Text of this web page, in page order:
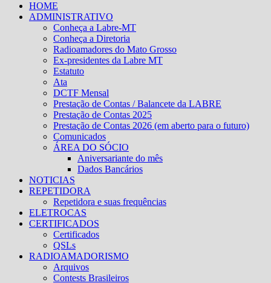
HOME
ADMINISTRATIVO
Conheça a Labre-MT
Conheça a Diretoria
Radioamadores do Mato Grosso
Ex-presidentes da Labre MT
Estatuto
Ata
DCTF Mensal
Prestação de Contas / Balancete da LABRE
Prestação de Contas 2025
Prestação de Contas 2026 (em aberto para o futuro)
Comunicados
ÁREA DO SÓCIO
Aniversariante do mês
Dados Bancários
NOTICIAS
REPETIDORA
Repetidora e suas frequências
ELETROCAS
CERTIFICADOS
Certificados
QSLs
RADIOAMADORISMO
Arquivos
Contests Brasileiros